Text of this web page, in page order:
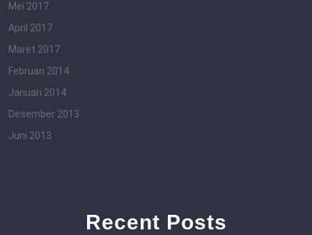
Mei 2017
April 2017
Maret 2017
Februari 2014
Januari 2014
Desember 2013
Juni 2013
Recent Posts